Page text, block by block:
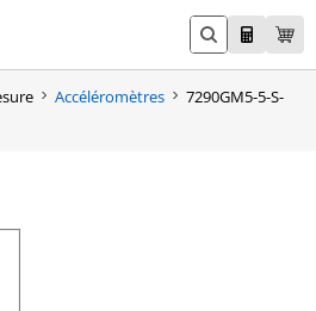
Accéléromètres
7290GM5-5-S-